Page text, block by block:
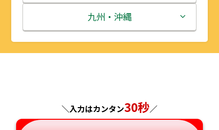
秋田県
山形県
埼玉県
千葉県
石川県
福井県
岐阜県
滋賀県
京都府
奈良県
鳥取県
島根県
山口県
九州・沖縄
福岡県
＼入力はカンタン30秒／